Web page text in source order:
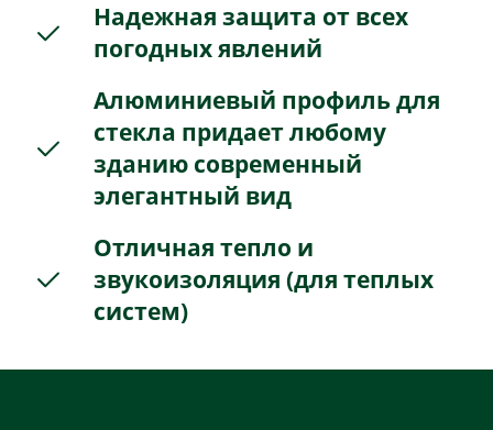
Надежная защита от всех
погодных явлений
Алюминиевый профиль для
стекла придает любому
зданию современный
элегантный вид
Отличная тепло и
звукоизоляция (для теплых
систем)